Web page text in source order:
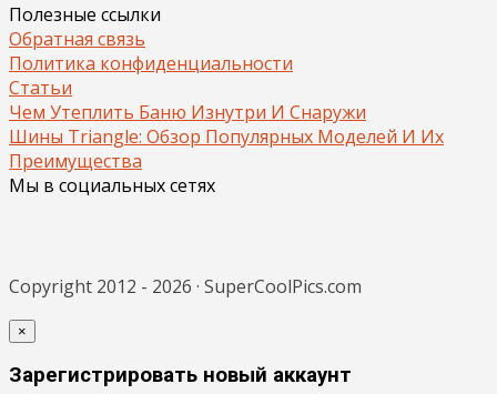
Полезные ссылки
Обратная связь
Политика конфиденциальности
Статьи
Чем Утеплить Баню Изнутри И Снаружи
Шины Triangle: Обзор Популярных Моделей И Их
Преимущества
Мы в социальных сетях
Copyright 2012 - 2026 · SuperCoolPics.com
×
Зарегистрировать новый аккаунт